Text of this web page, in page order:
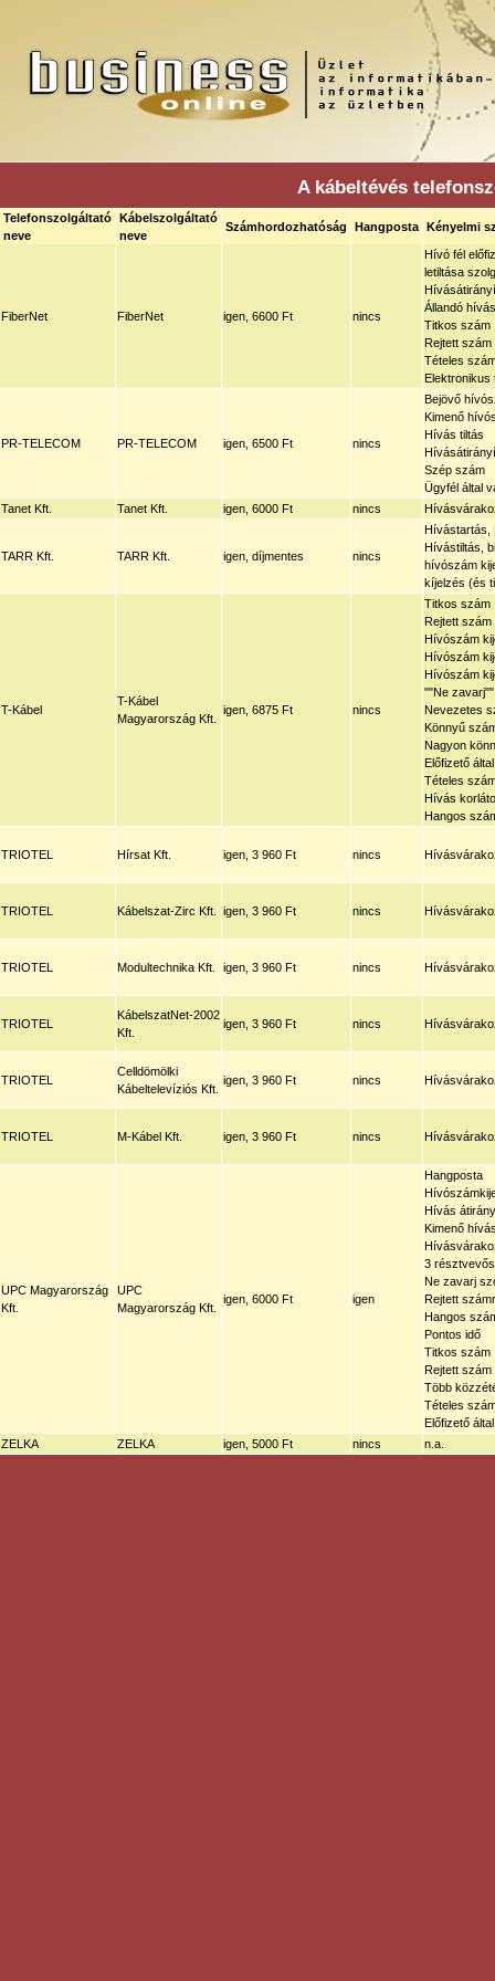
A kábeltévés
Telefonszolgáltató
neve
Kábelszolgáltató
neve
Számhordozhatóság Hangposta Kényelmi
FiberNet FiberNet igen, 6600 Ft nincs
Hívó fél
letiltása
Állandó
Titkos szám
Rejtett szám
Tételes
Elektronikus
PR-TELECOM PR-TELECOM igen, 6500 Ft nincs
Bejövő
Kimenő
Hívás tiltás
Szép szám
Ügyfél által
Tanet Kft.
Tanet Kft. igen, 6000 Ft nincs
TARR Kft. TARR Kft. igen, díjmentes nincs
Hívástartás,
Hívástiltás,
hívószám
kíjelzés (és
T-Kábel
T-Kábel
Magyarország Kft.
igen, 6875 Ft nincs
Titkos szám
Rejtett szám
Hívószám
Hívószám
Hívószám
""Ne
Nevezetes
Könnyű
Nagyon
Előfizető
Tételes
Hívás
Hangos
TRIOTEL Hírsat Kft. igen, 3 960 Ft nincs
TRIOTEL Kábelszat-Zirc Kft. igen, 3 960 Ft nincs
TRIOTEL Modultechnika Kft. igen, 3 960 Ft nincs
TRIOTEL
KábelszatNet-2002
Kft.
igen, 3 960 Ft nincs
TRIOTEL
Celldömölki
Kábeltelevíziós Kft.
igen, 3 960 Ft nincs
TRIOTEL M-Kábel Kft. igen, 3 960 Ft nincs
UPC Magyarország
Kft.
UPC
Magyarország Kft.
igen, 6000 Ft igen
Hangposta
Hívás
Kimenő
3
Ne zavarj
Rejtett
Hangos
Pontos idő
Titkos szám
Rejtett szám
Több
Tételes
Előfizető
ZELKA
ZELKA igen, 5000 Ft nincs n.a.